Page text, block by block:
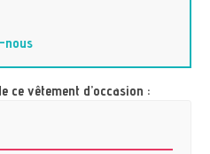
nous
ce vêtement d’occasion :